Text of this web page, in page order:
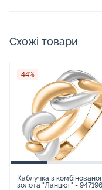
Схожі товари
44%
Каблучка з
золота "Ланцюг" - 947196